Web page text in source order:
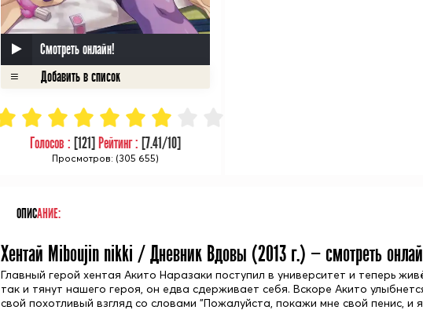
Смотреть онлайн!
Голосов : [121] Рейтинг : [7.41/10]
Просмотров: (305 655)
ОПИСАНИЕ:
Хентай Miboujin nikki / Дневник Вдовы (2013 г.) — смотреть
Главный герой хентая Акито Наразаки поступил в университет и теперь
так и тянут нашего героя, он едва сдерживает себя. Вскоре Акито
свой похотливый взгляд со словами "Пожалуйста, покажи мне свой пенис, и